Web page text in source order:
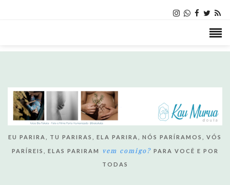
EU PARIRA, TU PARIRAS, ELA PARIRA, NÓS PARÍRAMOS, VÓS
PARÍREIS, ELAS PARIRAM vem comigo? PARA VOCÊ E POR
TODAS